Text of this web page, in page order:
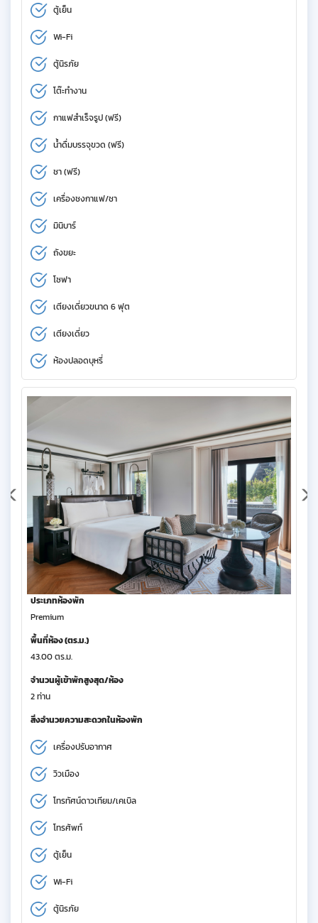
ตู้เย็น
Wi-Fi
ตู้นิรภัย
โต๊ะทำงาน
กาแฟสำเร็จรูป (ฟรี)
น้ำดื่มบรรจุขวด (ฟรี)
ชา (ฟรี)
เครื่องชงกาแฟ/ชา
มินิบาร์
ถังขยะ
โซฟา
เตียงเดี่ยวขนาด 6 ฟุต
เตียงเดี่ยว
ห้องปลอดบุหรี่
ประเภทห้องพัก
Premium
พื้นที่ห้อง (ตร.ม.)
43.00 ตร.ม.
จำนวนผู้เข้าพักสูงสุด/ห้อง
2 ท่าน
สิ่งอำนวยความสะดวกในห้องพัก
เครื่องปรับอากาศ
วิวเมือง
โทรทัศน์ดาวเทียม/เคเบิล
โทรศัพท์
ตู้เย็น
Wi-Fi
ตู้นิรภัย